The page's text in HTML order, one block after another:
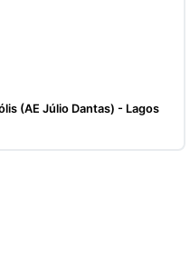
(AE Júlio Dantas) - Lagos